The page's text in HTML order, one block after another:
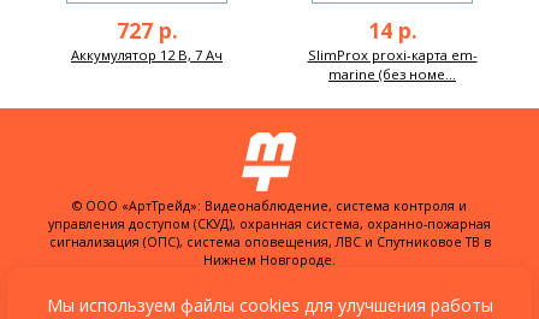
727 р.
Аккумулятор 12 В, 7 Ач
14 р.
SlimProx proxi-карта em-
marine (без номе...
© ООО «АртТрейд»: Видеонаблюдение, система контроля и
управления доступом (СКУД), охранная система, охранно-пожарная
сигнализация (ОПС), система оповещения, ЛВС и Спутниковое ТВ в
Нижнем Новгороде.
ул. Куйбышева, д. 30Б, офис 22
Мы используем файлы cookies для улучшения работы